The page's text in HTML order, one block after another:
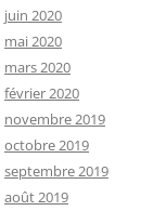
juin 2020
mai 2020
mars 2020
février 2020
novembre 2019
octobre 2019
septembre 2019
août 2019